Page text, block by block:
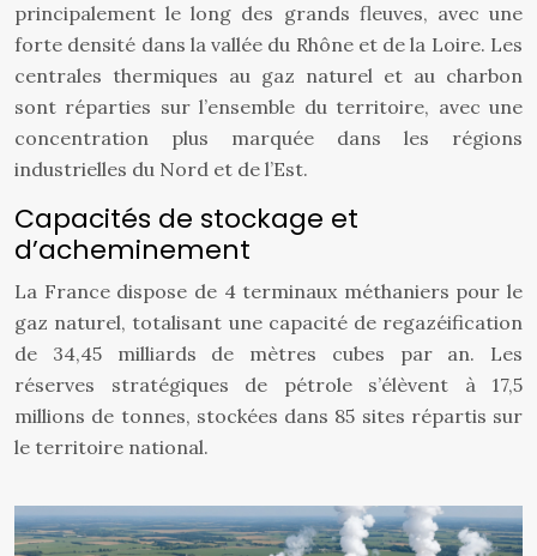
principalement le long des grands fleuves, avec une
forte densité dans la vallée du Rhône et de la Loire. Les
centrales thermiques au gaz naturel et au charbon
sont réparties sur l’ensemble du territoire, avec une
concentration plus marquée dans les régions
industrielles du Nord et de l’Est.
Capacités de stockage et
d’acheminement
La France dispose de 4 terminaux méthaniers pour le
gaz naturel, totalisant une capacité de regazéification
de 34,45 milliards de mètres cubes par an. Les
réserves stratégiques de pétrole s’élèvent à 17,5
millions de tonnes, stockées dans 85 sites répartis sur
le territoire national.